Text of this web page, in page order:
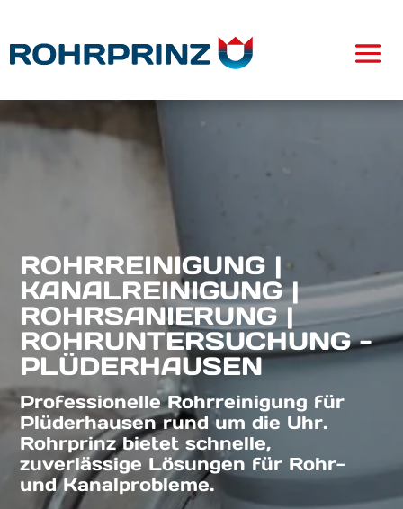
ROHRREINIGUNG |
KANALREINIGUNG |
ROHRSANIERUNG |
ROHRUNTERSUCHUNG -
PLÜDERHAUSEN
Professionelle Rohrreinigung für
Plüderhausen rund um die Uhr.
Rohrprinz bietet schnelle,
zuverlässige Lösungen für Rohr-
und Kanalprobleme.